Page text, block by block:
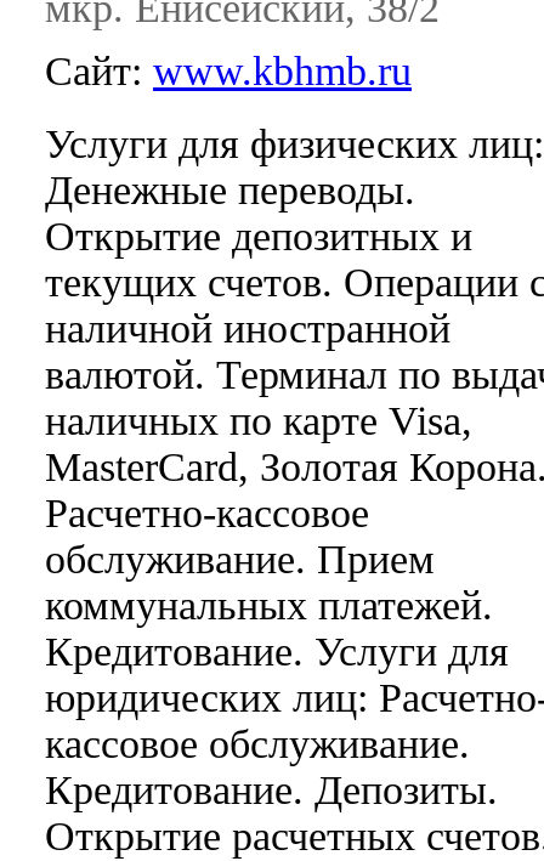
Сайт: www.kbhmb.ru
Услуги для физических лиц:
Денежные переводы.
Открытие депозитных и
текущих счетов. Операции
наличной иностранной
валютой. Терминал по
наличных по карте Visa,
MasterCard, Золотая
Расчетно-кассовое
обслуживание. Прием
коммунальных платежей.
Кредитование. Услуги для
юридических лиц:
кассовое обслуживание.
Кредитование. Депозиты.
Открытие расчетных